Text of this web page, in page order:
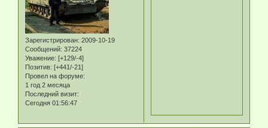
Зарегистрирован: 2009-10-19
Сообщений: 37224
Уважение: [+129/-4]
Позитив: [+441/-21]
Провел на форуме:
1 год 2 месяца
Последний визит:
Сегодня 01:56:47